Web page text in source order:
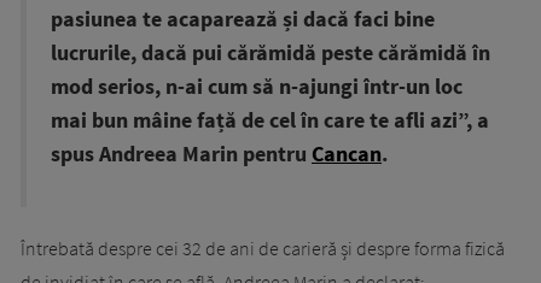
pasiunea te acaparează și dacă faci bine
lucrurile, dacă pui cărămidă peste cărămidă în
mod serios, n-ai cum să n-ajungi într-un loc
mai bun mâine față de cel în care te afli azi”, a
spus Andreea Marin pentru Cancan.
Întrebată despre cei 32 de ani de carieră și despre forma fizică